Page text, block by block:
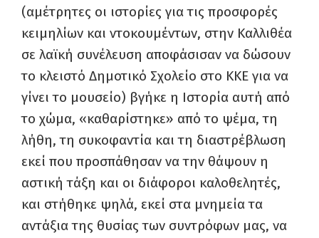
(αμέτρητες οι ιστορίες για τις προσφορές
κειμηλίων και ντοκουμέντων, στην Καλλιθέα
σε λαϊκή συνέλευση αποφάσισαν να δώσουν
το κλειστό Δημοτικό Σχολείο στο ΚΚΕ για να
γίνει το μουσείο) βγήκε η Ιστορία αυτή από
το χώμα, «καθαρίστηκε» από το ψέμα, τη
λήθη, τη συκοφαντία και τη διαστρέβλωση
εκεί που προσπάθησαν να την θάψουν η
αστική τάξη και οι διάφοροι καλοθελητές,
και στήθηκε ψηλά, εκεί στα μνημεία τα
αντάξια της θυσίας των συντρόφων μας, να